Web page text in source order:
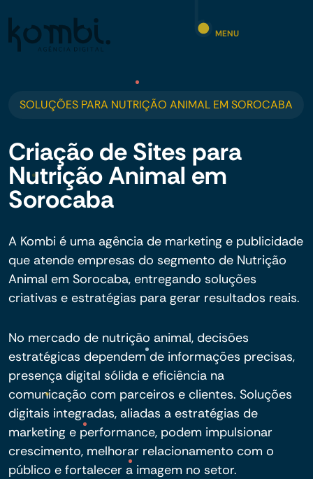
MENU
SOLUÇÕES PARA NUTRIÇÃO ANIMAL EM SOROCABA
Criação de Sites para
Nutrição Animal em
Sorocaba
A Kombi é uma agência de marketing e publicidade
que atende empresas do segmento de Nutrição
Animal em Sorocaba, entregando soluções
criativas e estratégias para gerar resultados reais.
No mercado de nutrição animal, decisões
estratégicas dependem de informações precisas,
presença digital sólida e eficiência na
comunicação com parceiros e clientes. Soluções
digitais integradas, aliadas a estratégias de
marketing e performance, podem impulsionar
crescimento, melhorar relacionamento com o
público e fortalecer a imagem no setor.